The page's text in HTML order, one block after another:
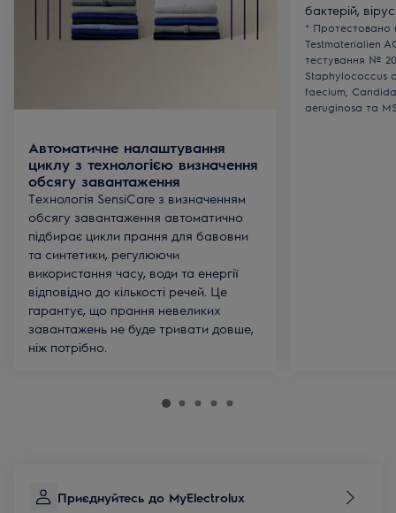
Автоматичне налаштування
циклу з технологією визначення
обсягу завантаження
Технологія SensiCare з визначенням
обсягу завантаження автоматично
підбирає цикли прання для бавовни
та синтетики, регулюючи
використання часу, води та енергії
відповідно до кількості речей. Це
гарантує, що прання невеликих
завантажень не буде тривати довше,
ніж потрібно.
бактерій,
* Протестовано
Testmaterialien
тестування №
Staphylococcus
faecium,
aeruginosa та
Приєднуйтесь до MyElectrolux